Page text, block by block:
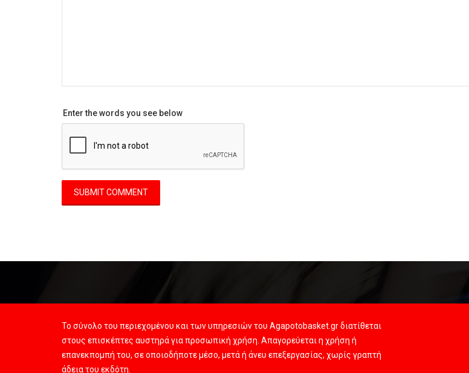
Enter the words you see below
Το σύνολο του περιεχομένου και των υπηρεσιών του Agapotobasket.gr διατίθεται
στους επισκέπτες αυστηρά για προσωπική χρήση. Απαγορεύεται η χρήση ή
επανεκπομπή του, σε οποιοδήποτε μέσο, μετά ή άνευ επεξεργασίας, χωρίς γραπτή
άδεια του εκδότη.